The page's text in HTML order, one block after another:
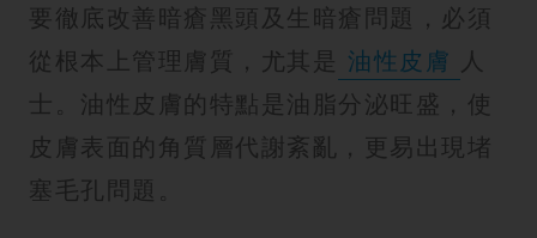
要徹底改善暗瘡黑頭及生暗瘡問題，必須
從根本上管理膚質，尤其是 油性皮膚 人
士。油性皮膚的特點是油脂分泌旺盛，使
皮膚表面的角質層代謝紊亂，更易出現堵
塞毛孔問題。